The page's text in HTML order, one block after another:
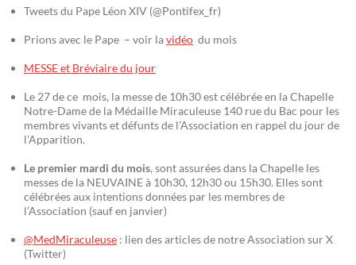
Tweets du Pape Léon XIV (@Pontifex_fr)
Prions avec le Pape – voir lavidéo du mois
MESSE et Bréviaire du jour
Le 27 de ce mois, la messe de 10h30 est célébrée en la Chapelle
Notre-Dame de la Médaille Miraculeuse 140 rue du Bac pour les
membres vivants et défunts de l’Association en rappel du jour de
l’Apparition.
Le premier mardi du mois, sont assurées dans la Chapelle les
messes de la NEUVAINE à 10h30, 12h30 ou 15h30. Elles sont
célébrées aux intentions données par les membres de
l’Association (sauf en janvier)
@MedMiraculeuse : lien des articles de notre Association sur X
(Twitter)